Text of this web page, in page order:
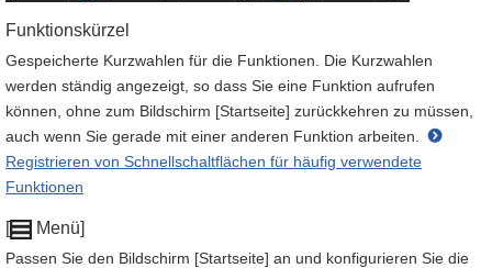
Funktionskürzel
Gespeicherte Kurzwahlen für die Funktionen. Die Kurzwahlen
werden ständig angezeigt, so dass Sie eine Funktion aufrufen
können, ohne zum Bildschirm [Startseite] zurückkehren zu müssen,
auch wenn Sie gerade mit einer anderen Funktion arbeiten.
Registrieren von Schnellschaltflächen für häufig verwendete
Funktionen
[ Menü]
Passen Sie den Bildschirm [Startseite] an und konfigurieren Sie die